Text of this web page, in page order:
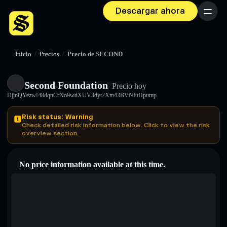
Descargar ahora Menú
Inicio / Precios / Precio de SECOND
Second Foundation Precio hoy
DjjnQYezwFi8dqnCrNo9wdXUV3dyt2Xm43BVNPtHpump
Risk status: Warning
Check detailed risk information below. Click to view the risk
overview section.
No price information available at this time.